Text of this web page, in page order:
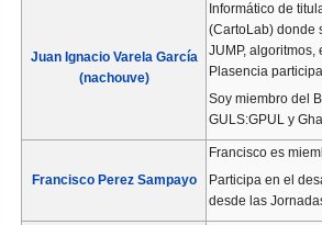
Juan Ignacio Varela García
(nachouve)
Informático de
(CartoLab) donde
JUMP,
Plasencia
Soy miembro del
GULS:GPUL y
Francisco Perez Sampayo
Francisco es
Participa en el
desde las